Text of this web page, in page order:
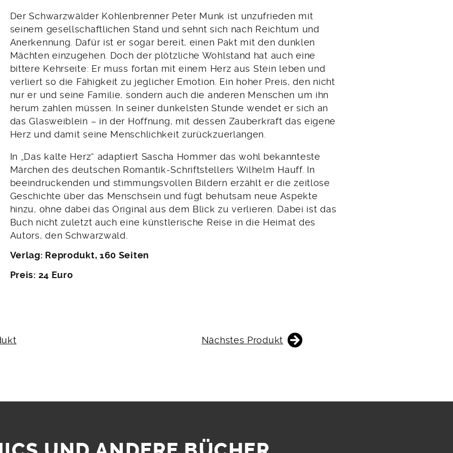
Der Schwarzwälder Kohlenbrenner Peter Munk ist unzufrieden mit
seinem gesellschaftlichen Stand und sehnt sich nach Reichtum und
Anerkennung. Dafür ist er sogar bereit, einen Pakt mit den dunklen
Mächten einzugehen. Doch der plötzliche Wohlstand hat auch eine
bittere Kehrseite: Er muss fortan mit einem Herz aus Stein leben und
verliert so die Fähigkeit zu jeglicher Emotion. Ein hoher Preis, den nicht
nur er und seine Familie, sondern auch die anderen Menschen um ihn
herum zahlen müssen. In seiner dunkelsten Stunde wendet er sich an
das Glasweiblein – in der Hoffnung, mit dessen Zauberkraft das eigene
Herz und damit seine Menschlichkeit zurückzuerlangen.
In „Das kalte Herz“ adaptiert Sascha Hommer das wohl bekannteste
Märchen des deutschen Romantik-Schriftstellers Wilhelm Hauff. In
beeindruckenden und stimmungsvollen Bildern erzählt er die zeitlose
Geschichte über das Menschsein und fügt behutsam neue Aspekte
hinzu, ohne dabei das Original aus dem Blick zu verlieren. Dabei ist das
Buch nicht zuletzt auch eine künstlerische Reise in die Heimat des
Autors, den Schwarzwald.
Verlag: Reprodukt, 160 Seiten
Preis: 24 Euro
Nächstes Produkt